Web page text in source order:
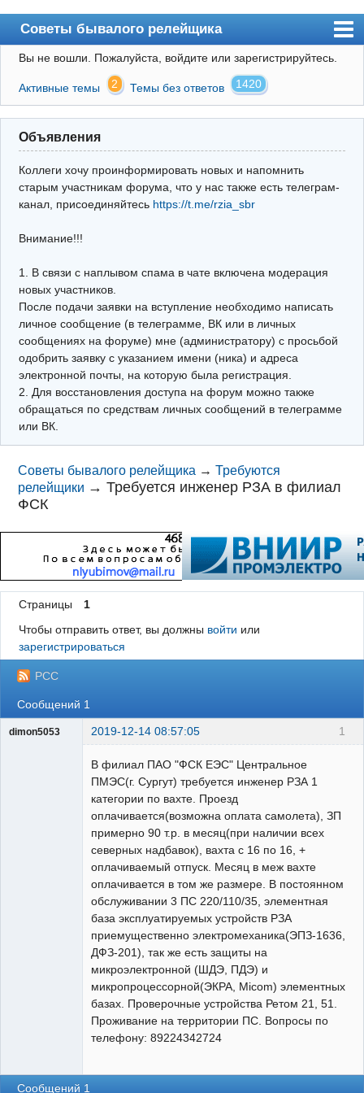
Советы бывалого релейщика
Форум
Правила
Поиск
Регистрация
Архив
Почта
Поиск релейщика
Видео РЗиА
Фотохостинг
Телеграм
Вы не вошли. Пожалуйста, войдите или зарегистрируйтесь.
Активные темы 2 Темы без ответов 1420
Объявления
Коллеги хочу проинформировать новых и напомнить
старым участникам форума, что у нас также есть телеграм-
канал, присоединяйтесь https://t.me/rzia_sbr
Внимание!!!
1. В связи с наплывом спама в чате включена модерация
новых участников.
После подачи заявки на вступление необходимо написать
личное сообщение (в телеграмме, ВК или в личных
сообщениях на форуме) мне (администратору) с просьбой
одобрить заявку с указанием имени (ника) и адреса
электронной почты, на которую была регистрация.
2. Для восстановления доступа на форум можно также
обращаться по средствам личных сообщений в телеграмме
или ВК.
Советы бывалого релейщика →Требуются
релейщики →Требуется инженер РЗА в филиал
ФСК
Страницы
1
Чтобы отправить ответ, вы должны войти или
зарегистрироваться
РСС
Сообщений 1
1
dimon5053 2019-12-14 08:57:05
В филиал ПАО "ФСК ЕЭС" Центральное
ПМЭС(г. Сургут) требуется инженер РЗА 1
категории по вахте. Проезд
оплачивается(возможна оплата самолета), ЗП
примерно 90 т.р. в месяц(при наличии всех
северных надбавок), вахта с 16 по 16, +
оплачиваемый отпуск. Месяц в меж вахте
оплачивается в том же размере. В постоянном
обслуживании 3 ПС 220/110/35, элементная
база эксплуатируемых устройств РЗА
приемущественно электромеханика(ЭПЗ-1636,
ДФЗ-201), так же есть защиты на
микроэлектронной (ШДЭ, ПДЭ) и
микропроцессорной(ЭКРА, Micom) элементных
базах. Проверочные устройства Ретом 21, 51.
Проживание на территории ПС. Вопросы по
телефону: 89224342724
Сообщений 1